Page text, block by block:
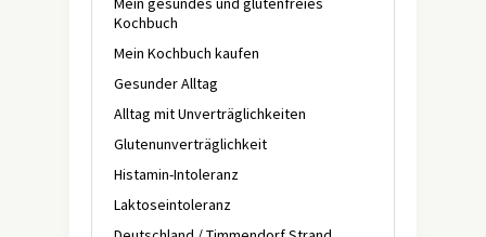
Kochbuch
Mein Kochbuch kaufen
Gesunder Alltag
Alltag mit Unverträglichkeiten
Glutenunverträglichkeit
Histamin-Intoleranz
Laktoseintoleranz